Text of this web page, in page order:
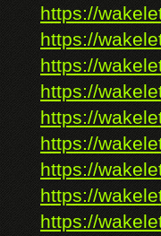
https://
https://
https://
https://
https://
https://
https://
https://
https://